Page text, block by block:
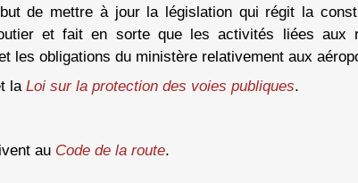
de mettre à jour la législation qui régit la
et fait en sorte que les activités liées aux
les obligations du ministère relativement aux
laLoi sur la protection des voies publiques.
au Code de la route.